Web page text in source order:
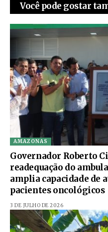
Você pode gostar
AMAZONAS
Governador Roberto
readequação do
amplia capacidade de
pacientes oncológicos
3 DE JULHO DE 2026